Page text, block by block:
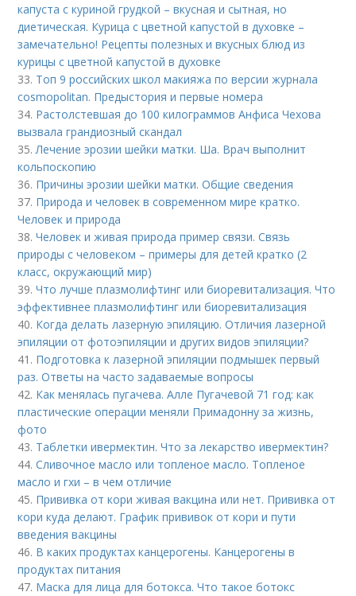
капуста с куриной грудкой – вкусная и сытная, но
диетическая. Курица с цветной капустой в духовке –
замечательно! Рецепты полезных и вкусных блюд из
курицы с цветной капустой в духовке
33. Топ 9 российских школ макияжа по версии журнала
cosmopolitan. Предыстория и первые номера
34. Растолстевшая до 100 килограммов Анфиса Чехова
вызвала грандиозный скандал
35.Лечение эрозии шейки матки. Ша. Врач выполнит
кольпоскопию
36. Причины эрозии шейки матки. Общие сведения
37. Природа и человек в современном мире кратко.
Человек и природа
38.Человек и живая природа пример связи. Связь
природы с человеком – примеры для детей кратко (2
класс, окружающий мир)
39.Что лучше плазмолифтинг или биоревитализация. Что
эффективнее плазмолифтинг или биоревитализация
40. Когда делать лазерную эпиляцию. Отличия лазерной
эпиляции от фотоэпиляции и других видов эпиляции?
41. Подготовка к лазерной эпиляции подмышек первый
раз. Ответы на часто задаваемые вопросы
42. Как менялась пугачева. Алле Пугачевой 71 год: как
пластические операции меняли Примадонну за жизнь,
фото
43. Таблетки ивермектин. Что за лекарство ивермектин?
44.Сливочное масло или топленое масло. Топленое
масло и гхи – в чем отличие
45. Прививка от кори живая вакцина или нет. Прививка от
кори куда делают. График прививок от кори и пути
введения вакцины
46. В каких продуктах канцерогены. Канцерогены в
продуктах питания
47. Маска для лица для ботокса. Что такое ботокс